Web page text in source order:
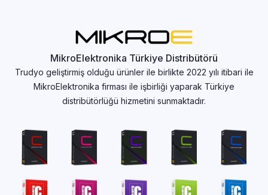
MikroElektronika Türkiye Distribütörü
Trudyo geliştirmiş olduğu ürünler ile birlikte 2022 yılı itibari ile
MikroElektronika firması ile işbirliği yaparak Türkiye
distribütörlüğü hizmetini sunmaktadır.